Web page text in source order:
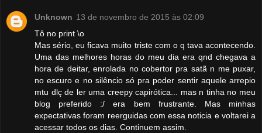
Unknown 13 de novembro de 2015 às 02:09
Tô no print \o
Mas sério, eu ficava muito triste com o q tava acontecendo.
Uma das melhores horas do meu dia era qnd chegava a
hora de deitar, enrolada no cobertor pra satã n me puxar,
no escuro e no silêncio só pra poder sentir aquele arrepio
mtu dlç de ler uma creepy capirótica... mas n tinha no meu
blog preferido :/ era bem frustrante. Mas minhas
expectativas foram reerguidas com essa noticia e voltarei a
acessar todos os dias. Continuem assim.